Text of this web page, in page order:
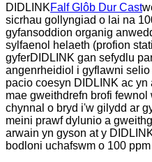
DIDLINKFalf Glôb Dur Cast
sicrhau gollyngiad o lai na
gyfansoddion organig
sylfaenol helaeth (profion
gyferDIDLINK gan sefydlu
angenrheidiol i gyflawni
pacio coesyn DIDLINK ac
mae gweithdrefn brofi
chynnal o bryd i'w gilydd ar
meini prawf dylunio a
arwain yn gyson at y
bodloni uchafswm o 100